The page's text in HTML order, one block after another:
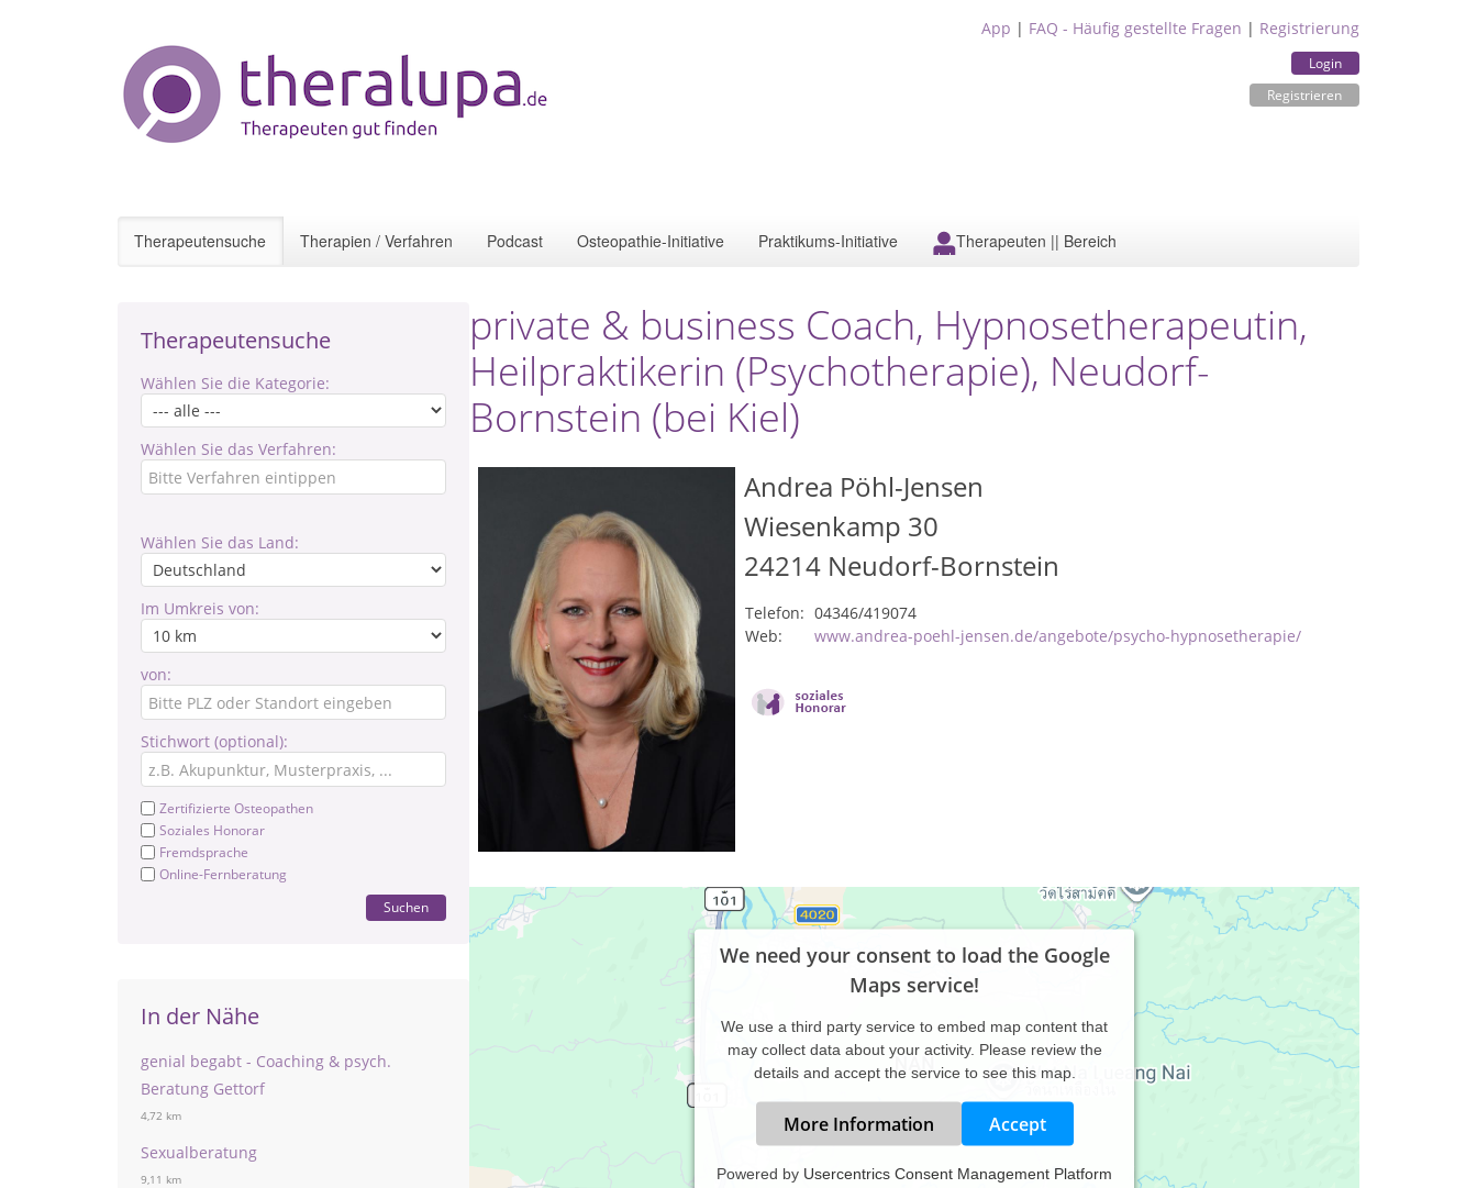
App | FAQ - Häufig gestellte Fragen | Registrierung
Login
Registrieren
Therapeutensuche Therapien / Verfahren Podcast Osteopathie-Initiative Praktikums-Initiative Therapeuten || Bereich
Therapeutensuche
Wählen Sie die Kategorie:
Wählen Sie das Verfahren:
Wählen Sie das Land:
Im Umkreis von:
von:
Stichwort (optional):
Zertifizierte Osteopathen
Soziales Honorar
Fremdsprache
Online-Fernberatung
Suchen
In der Nähe
genial begabt - Coaching & psych.
Beratung Gettorf
4,72 km
Sexualberatung
9,11 km
private & business Coach, Hypnosetherapeutin,
Heilpraktikerin (Psychotherapie), Neudorf-
Bornstein (bei Kiel)
Andrea Pöhl-Jensen
Wiesenkamp 30
24214 Neudorf-Bornstein
Telefon: 04346/419074
Web:
www.andrea-poehl-jensen.de/angebote/psycho-hypnosetherapie/
We need your consent to load the Google
Maps service!
We use a third party service to embed map content that
may collect data about your activity. Please review the
details and accept the service to see this map.
More Information Accept
Powered by Usercentrics Consent Management Platform